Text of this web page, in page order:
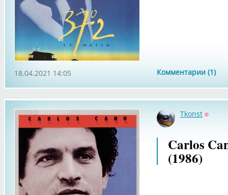
Комментарии (1)
18.04.2021 14:05
Tkonst
Carlos
(1986)